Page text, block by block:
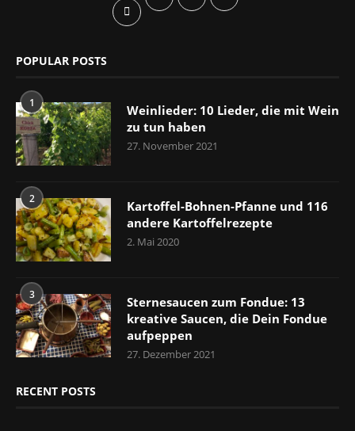
POPULAR POSTS
1
Weinlieder: 10 Lieder, die mit Wein
zu tun haben
27. November 2021
2
Kartoffel-Bohnen-Pfanne und 116
andere Kartoffelrezepte
2. Mai 2020
3
Sternesaucen zum Fondue: 13
kreative Saucen, die Dein Fondue
aufpeppen
27. Dezember 2021
RECENT POSTS